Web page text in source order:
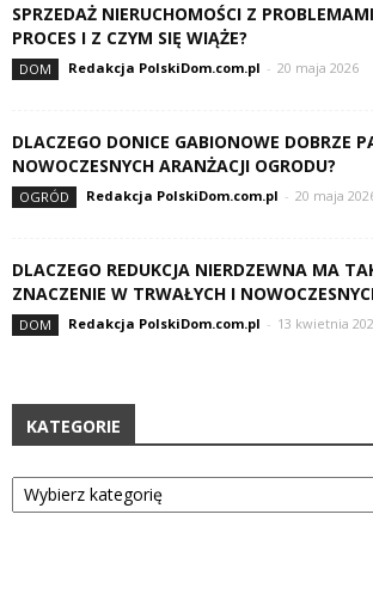
SPRZEDAŻ NIERUCHOMOŚCI Z
PROCES I Z CZYM SIĘ WIĄŻE?
DOM Redakcja PolskiDom.com.pl - 20 maja 2026
DLACZEGO DONICE GABIONOWE DOBRZE
NOWOCZESNYCH ARANŻACJI OGRODU?
OGRÓD Redakcja PolskiDom.com.pl - 20 maja
DLACZEGO REDUKCJA NIERDZEWNA MA
ZNACZENIE W TRWAŁYCH I
DOM Redakcja PolskiDom.com.pl - 13 kwietnia
KATEGORIE
Kategorie